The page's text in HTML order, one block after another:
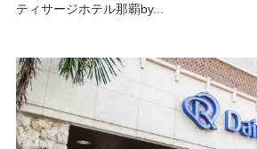
ティサージホテル那覇by...